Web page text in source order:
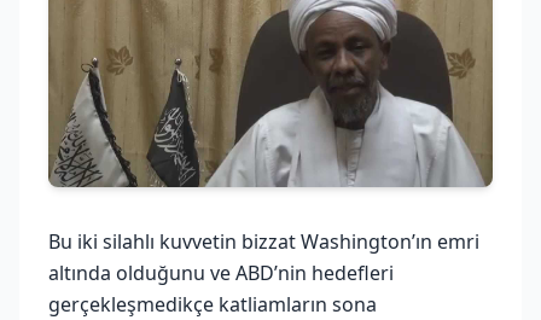
Bu iki silahlı kuvvetin bizzat Washington’ın emri
altında olduğunu ve ABD’nin hedefleri
gerçekleşmedikçe katliamların sona